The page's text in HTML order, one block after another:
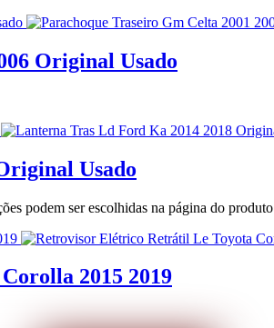
Original Usado
Usado
podem ser escolhidas na página do produto
2015 2019